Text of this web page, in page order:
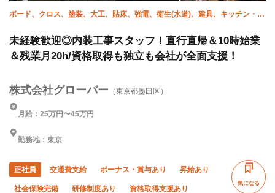
ボード、クロス、塗装、大工、貼床、強電、衛生(水道)、建具、キッチン・ユ
未経験歓迎◎内装工事スタッフ！直行直帰＆10時始業
＆残業月20h/資格取得も独立も会社が全面支援！
株式会社グローバー （東京都墨田区）
月給：25万円〜45万円
勤務地：東京
正社員 交通費支給 ボーナス・賞与あり 昇給あり
社会保険完備 研修制度あり 資格取得支援あり
気になる